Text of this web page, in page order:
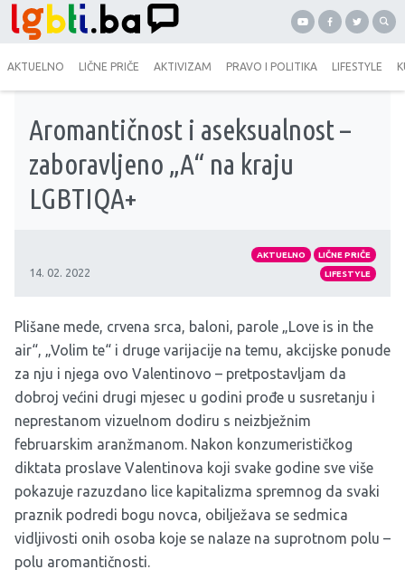
AKTUELNO LIČNE PRIČE AKTIVIZAM PRAVO I POLITIKA LIFESTYLE
Aromantičnost i aseksualnost –
zaboravljeno „A“ na kraju
LGBTIQA+
14. 02. 2022
AKTUELNO
LIČNE PRIČE
LIFESTYLE
Plišane mede, crvena srca, baloni, parole „Love is in the
air“, „Volim te“ i druge varijacije na temu, akcijske ponude
za nju i njega ovo Valentinovo – pretpostavljam da
dobroj većini drugi mjesec u godini prođe u susretanju i
neprestanom vizuelnom dodiru s neizbježnim
februarskim aranžmanom. Nakon konzumerističkog
diktata proslave Valentinova koji svake godine sve više
pokazuje razuzdano lice kapitalizma spremnog da svaki
praznik podredi bogu novca, obilježava se sedmica
vidljivosti onih osoba koje se nalaze na suprotnom polu –
polu aromantičnosti.